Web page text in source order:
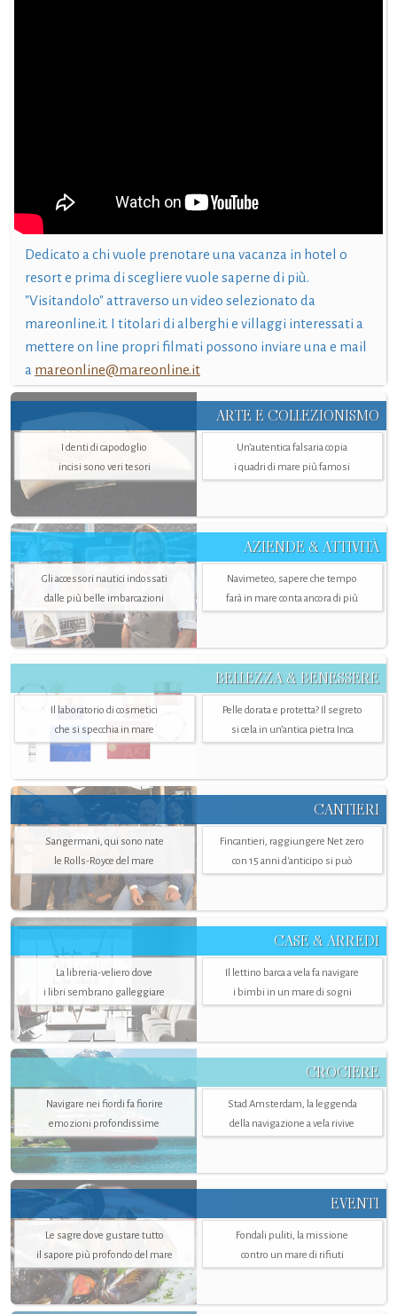
Dedicato a chi vuole prenotare una vacanza in hotel o
resort e prima di scegliere vuole saperne di più.
"Visitandolo" attraverso un video selezionato da
mareonline.it. I titolari di alberghi e villaggi interessati a
mettere on line propri filmati possono inviare una e mail
a mareonline@mareonline.it
ARTE E COLLEZIONISMO
I denti di capodoglio
incisi sono veri tesori
Un’autentica falsaria copia
i quadri di mare più famosi
AZIENDE & ATTIVITÀ
Gli accessori nautici indossati
dalle più belle imbarcazioni
Navimeteo, sapere che tempo
farà in mare conta ancora di più
BELLEZZA & BENESSERE
Il laboratorio di cosmetici
che si specchia in mare
Pelle dorata e protetta? Il segreto
si cela in un’antica pietra Inca
CANTIERI
Sangermani, qui sono nate
le Rolls-Royce del mare
Fincantieri, raggiungere Net zero
con 15 anni d'anticipo si può
CASE & ARREDI
La libreria-veliero dove
i libri sembrano galleggiare
Il lettino barca a vela fa navigare
i bimbi in un mare di sogni
CROCIERE
Navigare nei fiordi fa fiorire
emozioni profondissime
Stad Amsterdam, la leggenda
della navigazione a vela rivive
EVENTI
Le sagre dove gustare tutto
il sapore più profondo del mare
Fondali puliti, la missione
contro un mare di rifiuti